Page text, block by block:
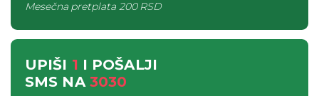
Mesečna pretplata200 RSD
UPIŠI 1 I POŠALJI
SMS NA 3030